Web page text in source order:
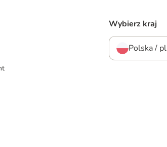
Wybierz kraj
Polska / pl